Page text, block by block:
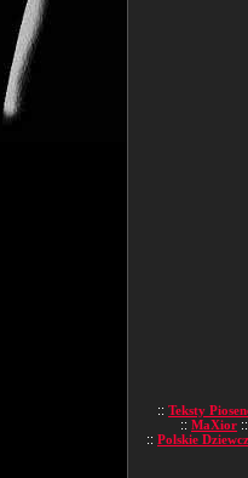
:: Teksty
:: MaXior ::
:: Polskie